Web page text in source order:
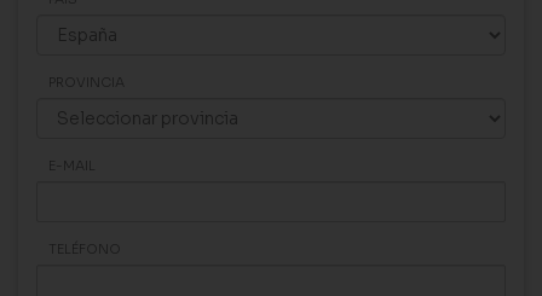
PROVINCIA
E-MAIL
TELÉFONO